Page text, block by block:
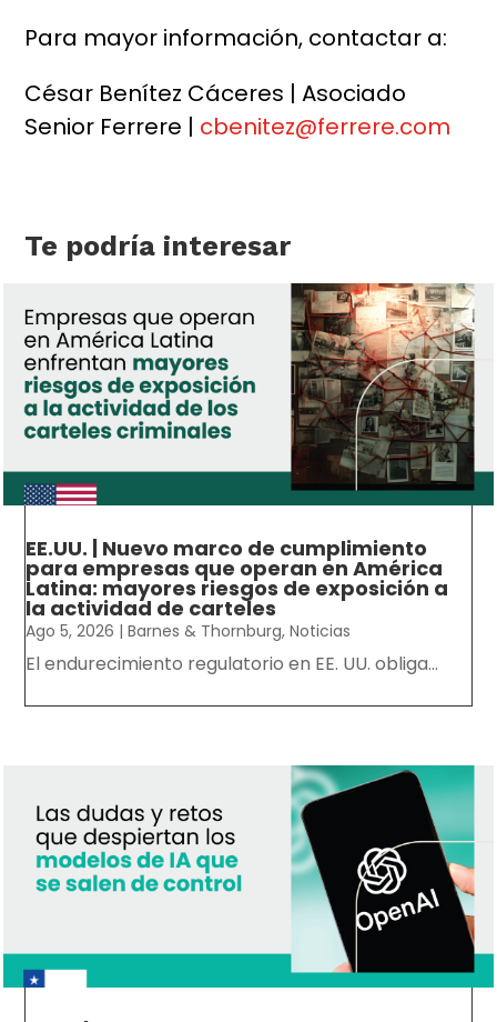
Para mayor información, contactar a:
César Benítez Cáceres | Asociado
Senior Ferrere | cbenitez@ferrere.com
Te podría interesar
EE.UU. | Nuevo marco de cumplimiento
para empresas que operan en América
Latina: mayores riesgos de exposición a
la actividad de carteles
Ago 5, 2026 |Barnes & Thornburg,Noticias
El endurecimiento regulatorio en EE. UU. obliga...